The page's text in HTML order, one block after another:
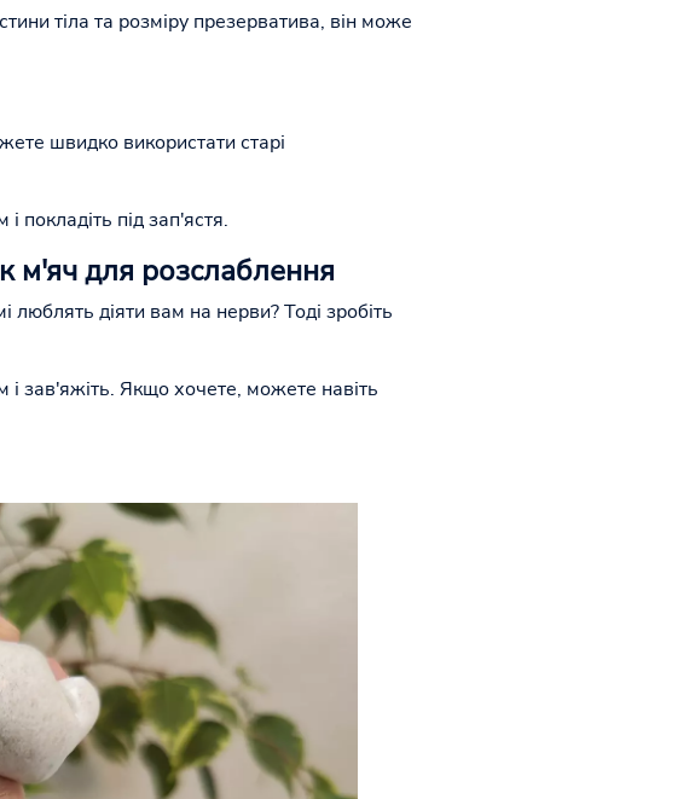
тіла та розміру презерватива, він може
швидко використати старі
покладіть під зап'ястя.
м'яч для розслаблення
люблять діяти вам на нерви? Тоді зробіть
і зав'яжіть. Якщо хочете, можете навіть